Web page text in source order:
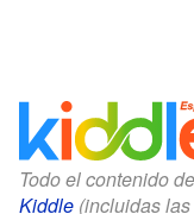
Todo el contenido
Kiddle (incluidas